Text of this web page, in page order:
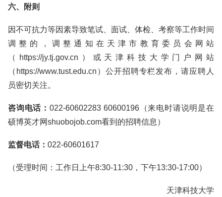
六、附则
因不可抗力等因素导致笔试、面试、体检、考察等工作时间
调整的，调整通知在天津市教育委员会网站
（https://jy.tj.gov.cn）或天津科技大学门户网站
（https://www.tust.edu.cn）公开招聘专栏发布，请应聘人
员密切关注。
咨询电话： 022-60602283 60600196（来电时请说明是在
硕博英才网shuobojob.com看到的招聘信息）
监督电话： 022-60601617
（受理时间：工作日上午8:30-11:30，下午13:30-17:00）
天津科技大学